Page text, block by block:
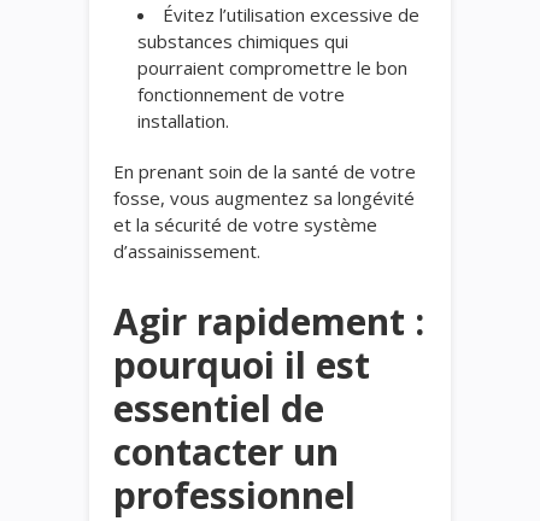
Évitez l’utilisation excessive de
substances chimiques qui
pourraient compromettre le bon
fonctionnement de votre
installation.
En prenant soin de la santé de votre
fosse, vous augmentez sa longévité
et la sécurité de votre système
d’assainissement.
Agir rapidement :
pourquoi il est
essentiel de
contacter un
professionnel